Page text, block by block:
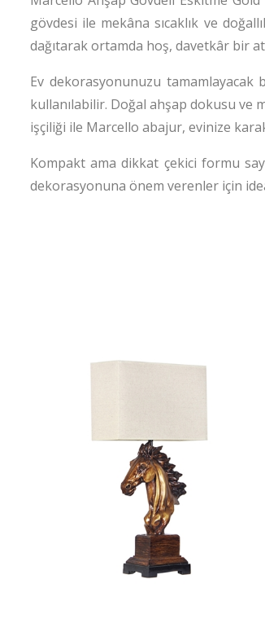
gövdesi ile mekâna sıcaklık ve
dağıtarak ortamda hoş, davetkâr bir
Ev dekorasyonunuzu
kullanılabilir. Doğal ahşap dokusu ve
işçiliği ile Marcello abajur, evinize
Kompakt ama dikkat çekici formu
dekorasyonuna önem verenler için